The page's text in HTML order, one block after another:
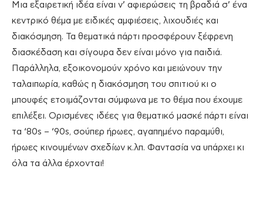
Μια εξαιρετική ιδέα είναι ν’ αφιερώσεις τη βραδιά σ’ ένα
κεντρικό θέμα με ειδικές αμφιέσεις, λιχουδιές και
διακόσμηση. Τα θεματικά πάρτι προσφέρουν ξέφρενη
διασκέδαση και σίγουρα δεν είναι μόνο για παιδιά.
Παράλληλα, εξοικονομούν χρόνο και μειώνουν την
ταλαιπωρία, καθώς η διακόσμηση του σπιτιού κι ο
μπουφές ετοιμάζονται σύμφωνα με το θέμα που έχουμε
επιλέξει. Ορισμένες ιδέες για θεματικό μασκέ πάρτι είναι
τα ‘80s – ‘90s, σούπερ ήρωες, αγαπημένο παραμύθι,
ήρωες κινουμένων σχεδίων κ.λπ. Φαντασία να υπάρχει κι
όλα τα άλλα έρχονται!